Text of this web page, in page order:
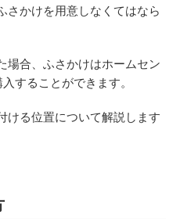
さかけを用意しなくてはなら
場合、ふさかけはホームセン
することができます。
ける位置について解説します